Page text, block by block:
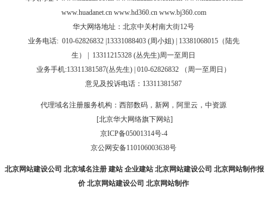
www.huadanet.cn www.hd360.cn www.bj360.com
华大网络地址：北京中关村南大街12号
业务电话: 010-62826832 | 13331088403 (周小姐) | 13381068015（陆先
生）
13311215328 (丛先生)周一至周日
业务手机:13311381587(丛先生) | 010-62826832 （周一至周日）
意见及投诉电话：13311381587
代理域名注册服务机构：西部数码，新网，阿里云，中资源
[北京华大网络旗下网站]
京ICP备05001314号-4
京公网安备110106003638号
北京网站建设公司 北京域名注册 建站 企业建站 北京网站建设公司 北京网站制作报
价 北京网站建设公司 北京网站制作